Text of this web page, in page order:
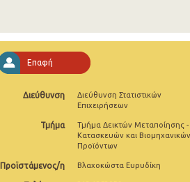
Αυγούστου 2025
Ιουλίου 2025
Ιουνίου 2025
Μαΐου 2025
Απριλίου 2025
Επαφή
Διεύθυνση
Διεύθυνση Στατιστικών
Επιχειρήσεων
Τμήμα
Τμήμα Δεικτών Μεταποίησης -
Κατασκευών και Βιομηχανικών
Προϊόντων
Προϊστάμενος/η Βλαχοκώστα Ευρυδίκη